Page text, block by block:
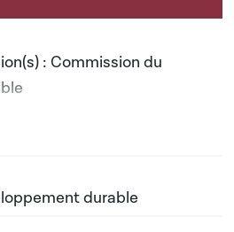
: Commission du
rapport de commission : 09-
à afficher ou cacher tous les
durable